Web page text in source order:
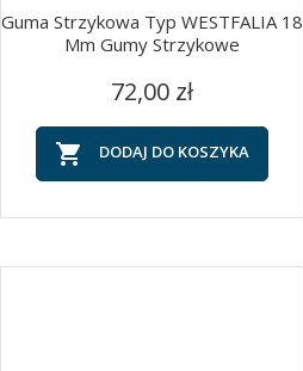
Szybki podgląd
Guma Strzykowa Typ WESTFALIA 18
Mm Gumy Strzykowe
Cena
72,00 zł
 DODAJ DO KOSZYKA